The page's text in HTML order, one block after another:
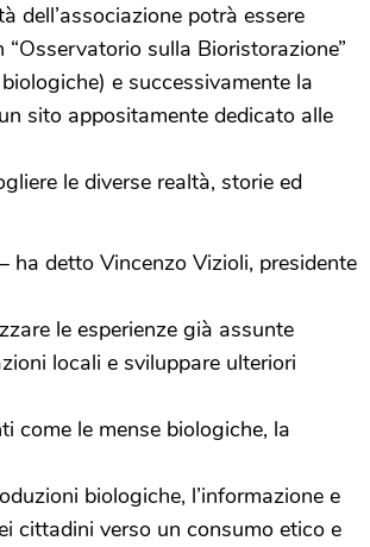
dell’associazione potrà essere
“Osservatorio sulla Bioristorazione”
e successivamente la
sito appositamente dedicato alle
le diverse realtà, storie ed
ha detto Vincenzo Vizioli, presidente
le esperienze già assunte
locali e sviluppare ulteriori
come le mense biologiche, la
biologiche, l’informazione e
cittadini verso un consumo etico e